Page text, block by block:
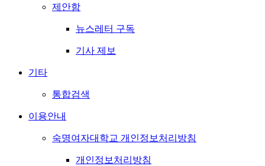
제안함
뉴스레터 구독
기사 제보
기타
통합검색
이용안내
숙명여자대학교 개인정보처리방침
개인정보처리방침